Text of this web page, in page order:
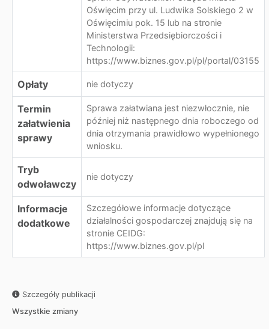
Oświęcim przy ul. Ludwika Solskiego 2 w
Oświęcimiu pok. 15 lub na stronie
Ministerstwa Przedsiębiorczości i
Technologii:
https://www.biznes.gov.pl/pl/portal/03155
Opłaty nie dotyczy
Termin
załatwienia
sprawy
Sprawa załatwiana jest niezwłocznie, nie
później niż następnego dnia roboczego od
dnia otrzymania prawidłowo wypełnionego
wniosku.
Tryb
odwoławczy
nie dotyczy
Informacje
dodatkowe
Szczegółowe informacje dotyczące
działalności gospodarczej znajdują się na
stronie CEIDG:
https://www.biznes.gov.pl/pl
Szczegóły publikacji
Wszystkie zmiany